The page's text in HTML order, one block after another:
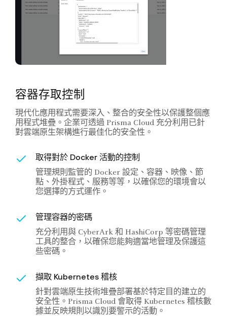
容器存取控制
現代化應用程式需要深入、整合的安全性以保護整個應
用程式堆疊。企業可透過 Prisma Cloud 充分利用已針
對雲端原生架構進行最佳化的安全性。
取得對於 Docker 活動的控制
管理規則監管的 Docker 設定、容器、映像、節
點、外掛程式、服務等等，以確保您的環境會以
您選擇的方式運作。
管理容器的密碼
充分利用與 CyberArk 和 HashiCorp 等密碼管理
工具的整合，以確保您能夠適當地管理及保護這
些密碼。
擷取 Kubernetes 稽核
針對雲端原生技術堆疊部署基於特定目的建立的
安全性。Prisma Cloud 會取得 Kubernetes 稽核數
據並反映規則以識別要警示的活動。